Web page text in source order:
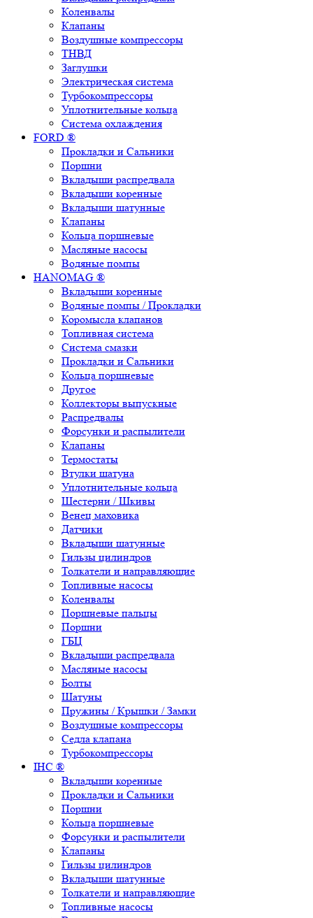
Коленвалы
Клапаны
Воздушные компрессоры
ТНВД
Заглушки
Электрическая система
Турбокомпрессоры
Уплотнительные кольца
Система охлаждения
FORD ®
Прокладки и Сальники
Поршни
Вкладыши распредвала
Вкладыши коренные
Вкладыши шатунные
Клапаны
Кольца поршневые
Масляные насосы
Водяные помпы
HANOMAG ®
Вкладыши коренные
Водяные помпы / Прокладки
Коромысла клапанов
Топливная система
Система смазки
Прокладки и Сальники
Кольца поршневые
Другое
Коллекторы выпускные
Распредвалы
Форсунки и распылители
Клапаны
Термостаты
Втулки шатуна
Уплотнительные кольца
Шестерни / Шкивы
Венец маховика
Датчики
Вкладыши шатунные
Гильзы цилиндров
Толкатели и направляющие
Топливные насосы
Коленвалы
Поршневые пальцы
Поршни
ГБЦ
Вкладыши распредвала
Масляные насосы
Болты
Шатуны
Пружины / Крышки / Замки
Воздушные компрессоры
Седла клапана
Турбокомпрессоры
IHC ®
Вкладыши коренные
Прокладки и Сальники
Поршни
Кольца поршневые
Форсунки и распылители
Клапаны
Гильзы цилиндров
Вкладыши шатунные
Толкатели и направляющие
Топливные насосы